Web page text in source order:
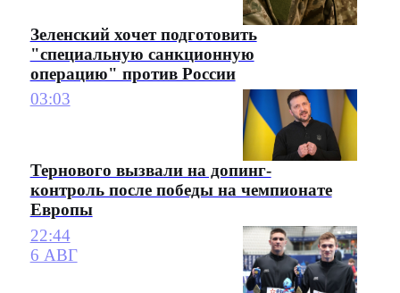
Зеленский хочет подготовить
"специальную санкционную
операцию" против России
03:03
Тернового вызвали на допинг-
контроль после победы на чемпионате
Европы
22:44
6 АВГ